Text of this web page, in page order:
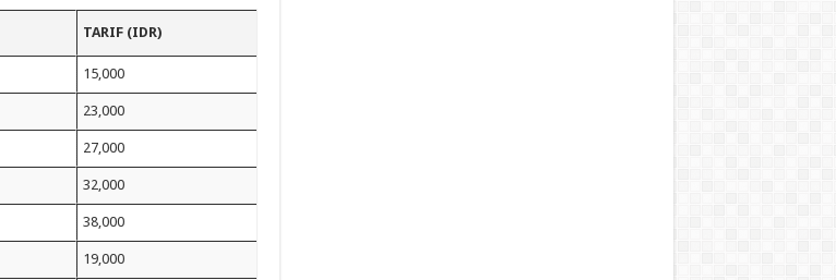
TARIF (IDR)
15,000
23,000
27,000
32,000
38,000
19,000